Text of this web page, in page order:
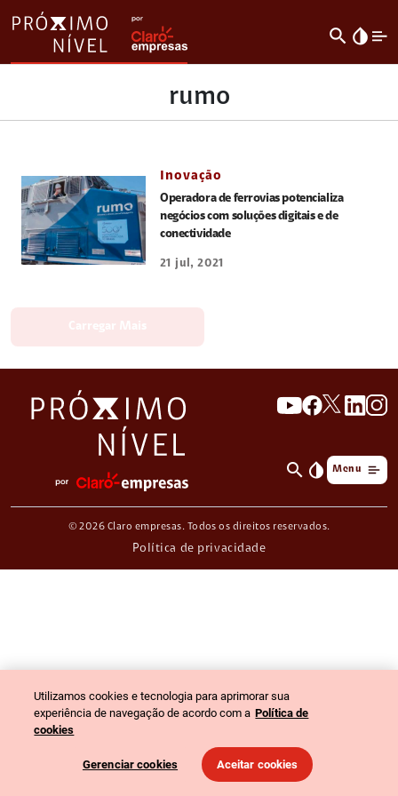
search invert_colors
rumo
Inovação
Operadora de ferrovias potencializa
negócios com soluções digitais e de
conectividade
21 jul, 2021
search invert_colors Menu
© 2026 Claro empresas. Todos os direitos reservados.
Política de privacidade
Utilizamos cookies e tecnologia para aprimorar sua
experiência de navegação de acordo com a Política de
cookies
Gerenciar cookies Aceitar cookies